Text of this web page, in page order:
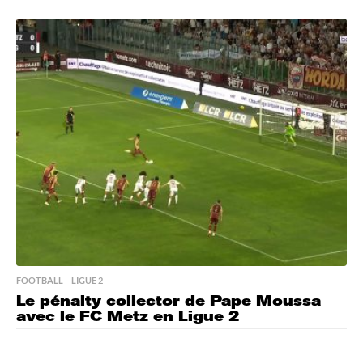
e
u
r
e
s
FOOTBALL ,LIGUE 2
Le pénalty collector de Pape Moussa
avec le FC Metz en Ligue 2